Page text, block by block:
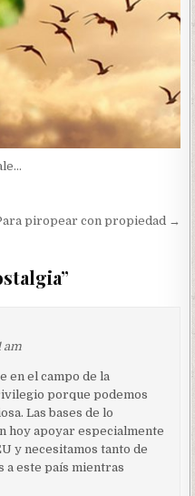
piropear con propiedad →
”
am
en el campo de la
porque podemos
Las bases de lo
hoy apoyar especialmente
y necesitamos tanto de
este país mientras